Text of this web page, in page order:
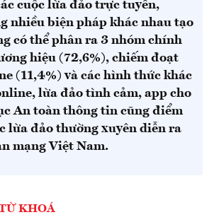
cuộc lừa đảo trực tuyến,
nhiều biện pháp khác nhau tạo
có thể phân ra 3 nhóm chính
hiệu (72,6%), chiếm đoạt
(11,4%) và các hình thức khác
lừa đảo tình cảm, app cho
An toàn thông tin cũng điểm
lừa đảo thường xuyên diễn ra
mạng Việt Nam.
KHOÁ